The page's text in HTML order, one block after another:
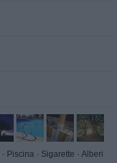
· Piscina · Sigarette · Alberi